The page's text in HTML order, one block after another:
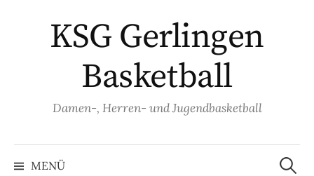
KSG Gerlingen
Basketball
Damen-, Herren- und Jugendbasketball
MENÜ
Suchen
nach: